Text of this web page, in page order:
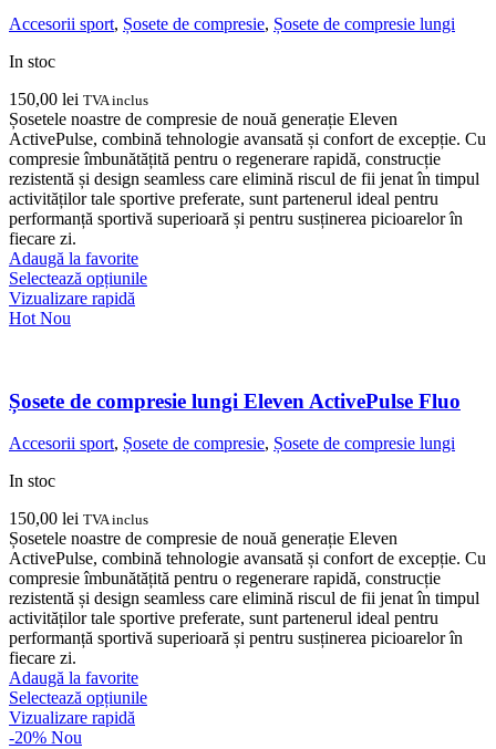
fi
alese
produsului.
Accesorii sport, Șosete de compresie, Șosete de compresie lungi
In stoc
150,00 lei TVA inclus
Șosetele noastre de compresie de nouă generație Eleven
ActivePulse, combină tehnologie avansată și confort de excepție. Cu
compresie îmbunătățită pentru o regenerare rapidă, construcție
rezistentă și design seamless care elimină riscul de fii jenat în timpul
activităților tale sportive preferate, sunt partenerul ideal pentru
performanță sportivă superioară și pentru susținerea picioarelor în
fiecare zi.
Adaugă la favorite
Selectează opțiunileAcest
Opțiunile
pot
fi
alese
produsului.
Vizualizare rapidă
Hot Nou
Șosete de compresie lungi Eleven ActivePulse Fluo
Accesorii sport, Șosete de compresie, Șosete de compresie lungi
In stoc
150,00 lei TVA inclus
Șosetele noastre de compresie de nouă generație Eleven
ActivePulse, combină tehnologie avansată și confort de excepție. Cu
compresie îmbunătățită pentru o regenerare rapidă, construcție
rezistentă și design seamless care elimină riscul de fii jenat în timpul
activităților tale sportive preferate, sunt partenerul ideal pentru
performanță sportivă superioară și pentru susținerea picioarelor în
fiecare zi.
Adaugă la favorite
Selectează opțiunileAcest
Vizualizare rapidă
-20% Nou